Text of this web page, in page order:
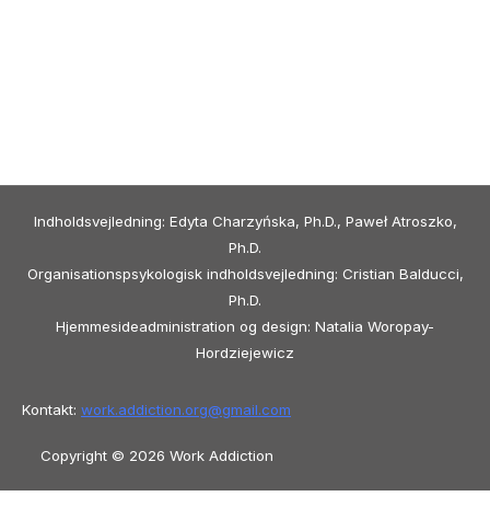
Indholdsvejledning: Edyta Charzyńska, Ph.D., Paweł Atroszko,
Ph.D.
Organisationspsykologisk indholdsvejledning: Cristian Balducci,
Ph.D.
Hjemmesideadministration og design: Natalia Woropay-
Hordziejewicz
Kontakt: work.addiction.org@gmail.com
Copyright © 2026 Work Addiction